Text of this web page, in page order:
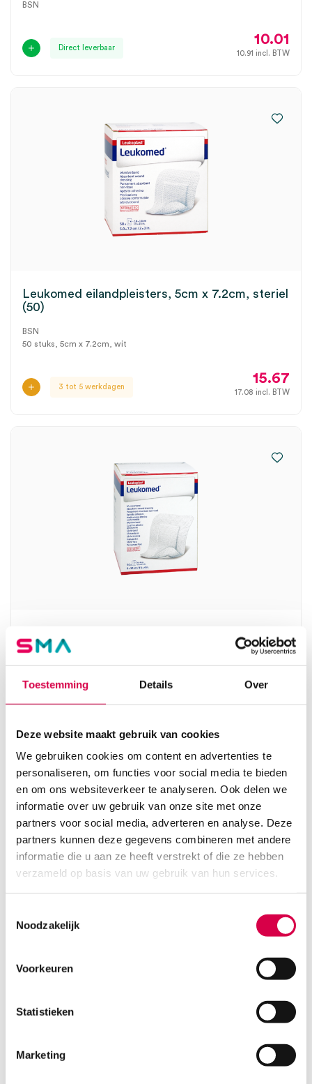
Toestemming Details Over
Deze website maakt gebruik van cookies
We gebruiken cookies om content en advertenties te
personaliseren, om functies voor social media te bieden
en om ons websiteverkeer te analyseren. Ook delen we
informatie over uw gebruik van onze site met onze
partners voor social media, adverteren en analyse. Deze
partners kunnen deze gegevens combineren met andere
informatie die u aan ze heeft verstrekt of die ze hebben
verzameld op basis van uw gebruik van hun services.
Noodzakelijk
Voorkeuren
Statistieken
Marketing
BSN
Direct leverbaar
10.01
10.91 incl. BTW
Leukomed eilandpleisters, 5cm x 7.2cm, steriel
(50)
BSN
50 stuks, 5cm x 7.2cm, wit
3 tot 5 werkdagen
15.67
17.08 incl. BTW
(50)
50 stuks, 8cm x 10cm, wit
Leukomed eilandpleisters, 8cm x 15cm, steriel
BSN
38.70